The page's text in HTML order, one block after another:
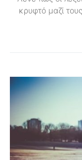
κρυφτό μαζί